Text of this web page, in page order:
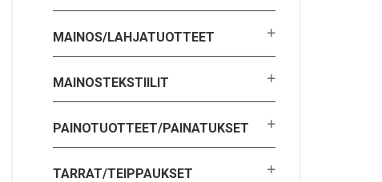
MAINOS/LAHJATUOTTEET
MAINOSTEKSTIILIT
PAINOTUOTTEET/PAINATUKSET
TARRAT/TEIPPAUKSET